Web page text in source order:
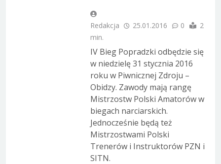
Redakcja 25.01.2016 0
2
min.
IV Bieg Popradzki odbędzie się
w niedzielę 31 stycznia 2016
roku w Piwnicznej Zdroju –
Obidzy. Zawody mają rangę
Mistrzostw Polski Amatorów w
biegach narciarskich.
Jednocześnie będą też
Mistrzostwami Polski
Trenerów i Instruktorów PZN i
SITN.